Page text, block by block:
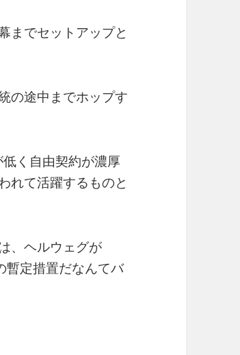
までセットアップと
の途中までホップす
く自由契約が濃厚
れて活躍するものと
、ヘルウェグが
暫定措置だなんてバ